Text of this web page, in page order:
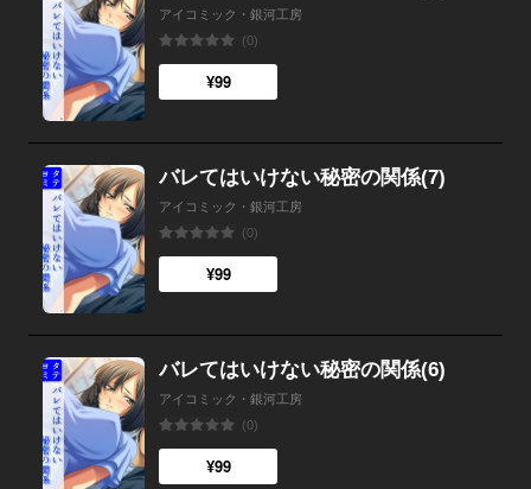
アイコミック・銀河工房
(0)
¥99
バレてはいけない秘密の関係(7)
アイコミック・銀河工房
(0)
¥99
バレてはいけない秘密の関係(6)
アイコミック・銀河工房
(0)
¥99